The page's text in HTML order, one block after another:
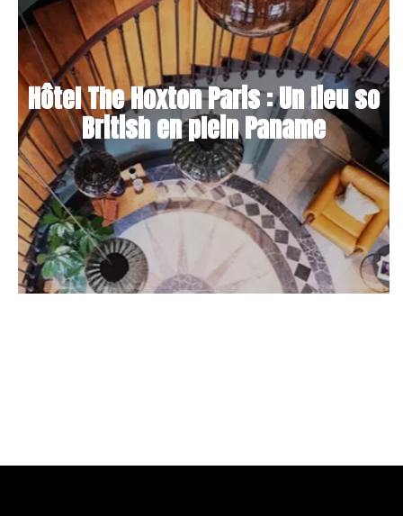
Hôtel The Hoxton Paris : Un lieu so
British en plein Paname